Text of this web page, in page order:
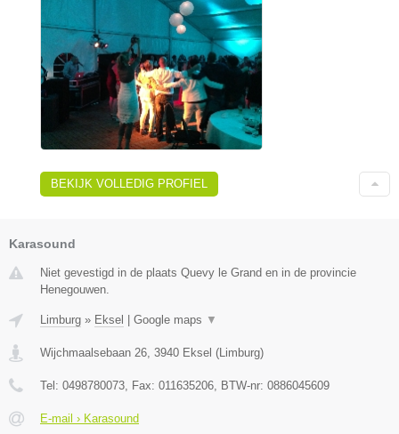
BEKIJK VOLLEDIG PROFIEL
Karasound
Niet gevestigd in de plaats Quevy le Grand en in de provincie
Henegouwen.
Limburg » Eksel Google maps ▼
Wijchmaalsebaan 26 3940 Eksel ( Limburg)
Tel: 0498780073 , Fax: 011635206 , BTW-nr: 0886045609
E-mail › Karasound